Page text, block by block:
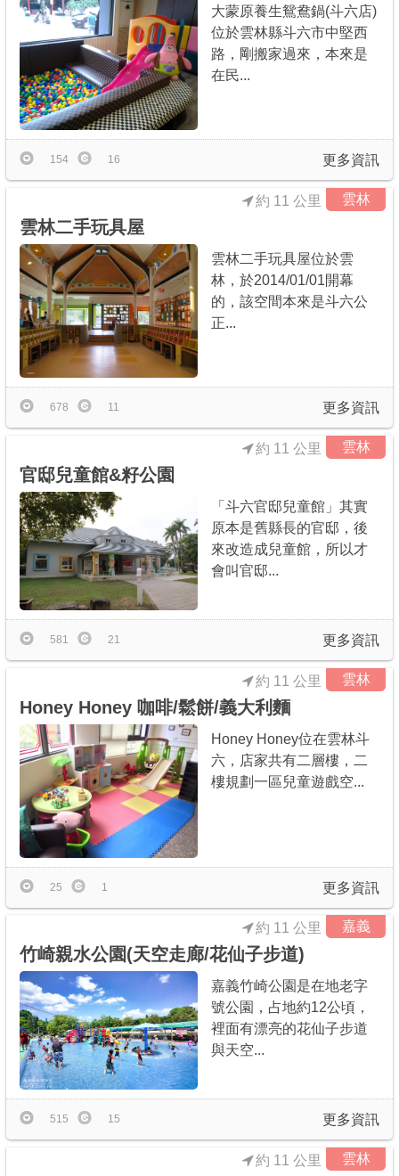
大蒙原養生鴛鴦鍋(斗六店)
位於雲林縣斗六市中堅西
路，剛搬家過來，本來是
在民...
更多資訊
154 16
雲林
雲林二手玩具屋
約 11 公里
雲林二手玩具屋位於雲
林，於2014/01/01開幕
的，該空間本來是斗六公
正...
更多資訊
678 11
雲林
官邸兒童館&籽公園
約 11 公里
「斗六官邸兒童館」其實
原本是舊縣長的官邸，後
來改造成兒童館，所以才
會叫官邸...
更多資訊
581 21
雲林
Honey Honey 咖啡/鬆餅/義大利麵
約 11 公里
Honey Honey位在雲林斗
六，店家共有二層樓，二
樓規劃一區兒童遊戲空...
更多資訊
25 1
嘉義
竹崎親水公園(天空走廊/花仙子步道)
約 11 公里
嘉義竹崎公園是在地老字
號公園，占地約12公頃，
裡面有漂亮的花仙子步道
與天空...
更多資訊
515 15
雲林
約 11 公里